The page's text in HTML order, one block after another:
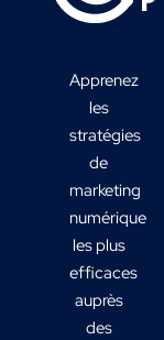
Apprenez
les
stratégies
de
marketing
numérique
les plus
efficaces
auprès
des